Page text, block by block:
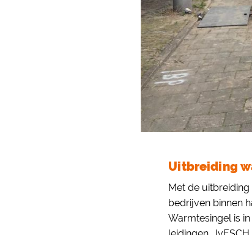
Uitbreiding
Met de
bedrijven binnen
Warmtesingel is